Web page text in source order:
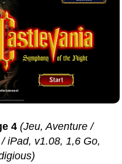
4 (Jeu, Aventure /
iPad, v1.08, 1,6 Go,